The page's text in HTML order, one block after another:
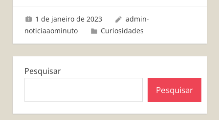
1 de janeiro de 2023
admin-
noticiaaominuto
Curiosidades
Pesquisar
Pesquisar